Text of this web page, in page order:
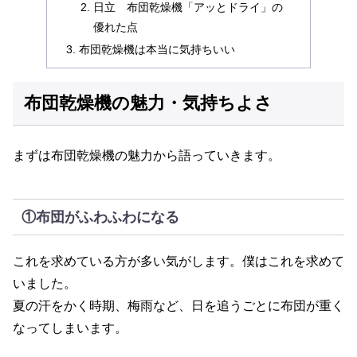
日立 布団乾燥機「アッとドライ」の
優れた点
布団乾燥機は本当に気持ちいい
布団乾燥機の魅力・気持ちよさ
まずは布団乾燥機の魅力から語っていきます。
①布団がふわふわになる
これを求めている方が多い気がします。僕はこれを求めて
いました。
夏の汗をかく時期、梅雨など、日を追うごとに布団が重く
なってしまいます。